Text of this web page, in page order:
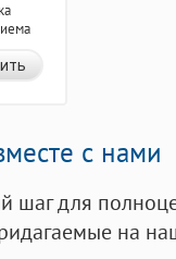
с нами
шаг для
на